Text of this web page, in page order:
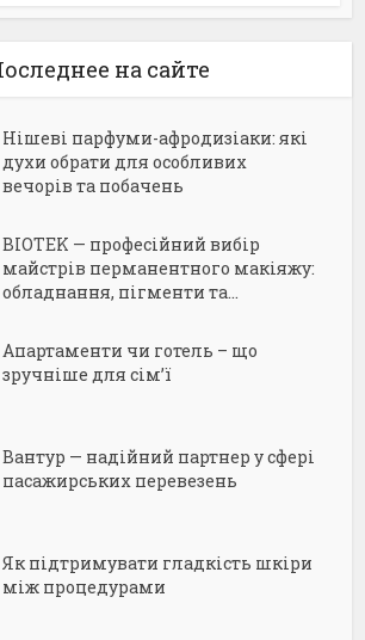
на сайте
Нішеві парфуми-афродизіаки: які
духи обрати для особливих
вечорів та побачень
BIOTEK — професійний вибір
майстрів перманентного макіяжу:
обладнання, пігменти та...
Апартаменти чи готель – що
зручніше для сім’ї
Вантур — надійний партнер у сфері
пасажирських перевезень
Як підтримувати гладкість шкіри
між процедурами